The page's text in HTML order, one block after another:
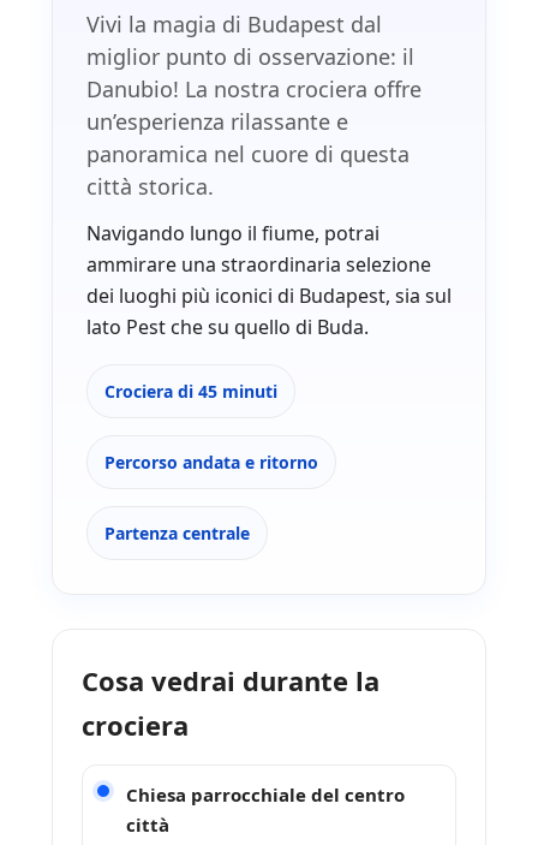
Vivi la magia di Budapest dal
miglior punto di osservazione: il
Danubio! La nostra crociera offre
un’esperienza rilassante e
panoramica nel cuore di questa
città storica.
Navigando lungo il fiume, potrai
ammirare una straordinaria selezione
dei luoghi più iconici di Budapest, sia sul
lato Pest che su quello di Buda.
Crociera di 45 minuti
Percorso andata e ritorno
Partenza centrale
Cosa vedrai durante la
crociera
Chiesa parrocchiale del centro
città